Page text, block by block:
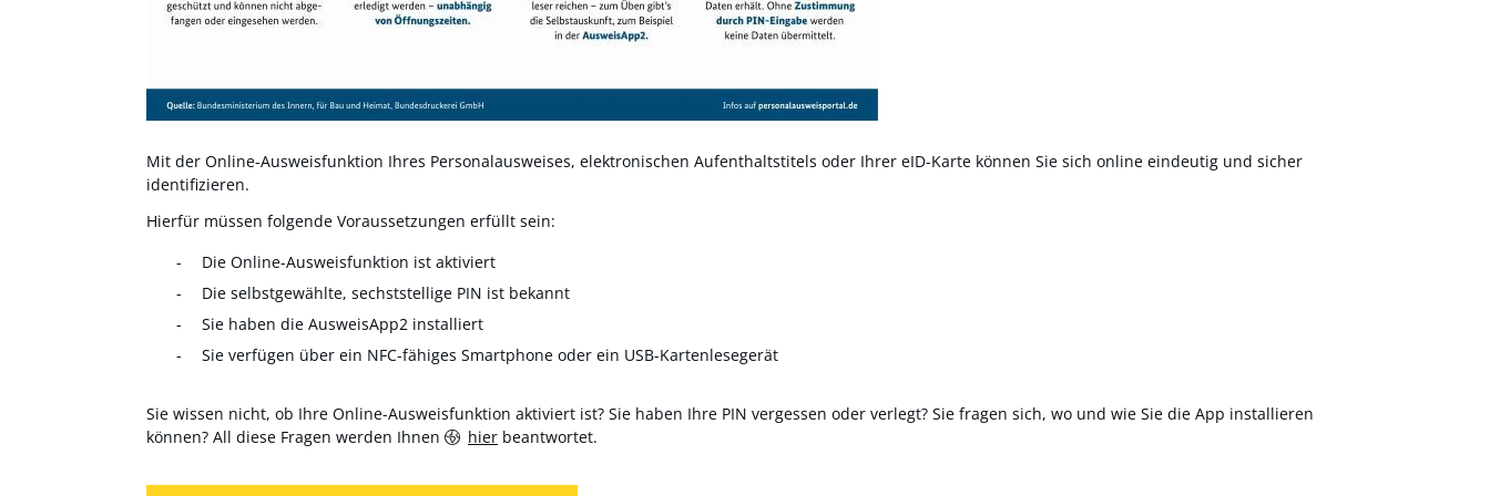
Mit der Online-Ausweisfunktion Ihres Personalausweises, elektronischen Aufenthaltstitels oder Ihrer eID-Karte können Sie sich online eindeutig und sicher
identifizieren.
Hierfür müssen folgende Voraussetzungen erfüllt sein:
Die Online-Ausweisfunktion ist aktiviert
Die selbstgewählte, sechststellige PIN ist bekannt
Sie haben die AusweisApp2 installiert
Sie verfügen über ein NFC-fähiges Smartphone oder ein USB-Kartenlesegerät
Sie wissen nicht, ob Ihre Online-Ausweisfunktion aktiviert ist? Sie haben Ihre PIN vergessen oder verlegt? Sie fragen sich, wo und wie Sie die App installieren
können? All diese Fragen werden Ihnen
hier beantwortet.